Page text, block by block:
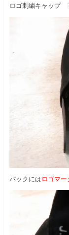
ロゴ刺繍キャップ
バックにはロゴマ